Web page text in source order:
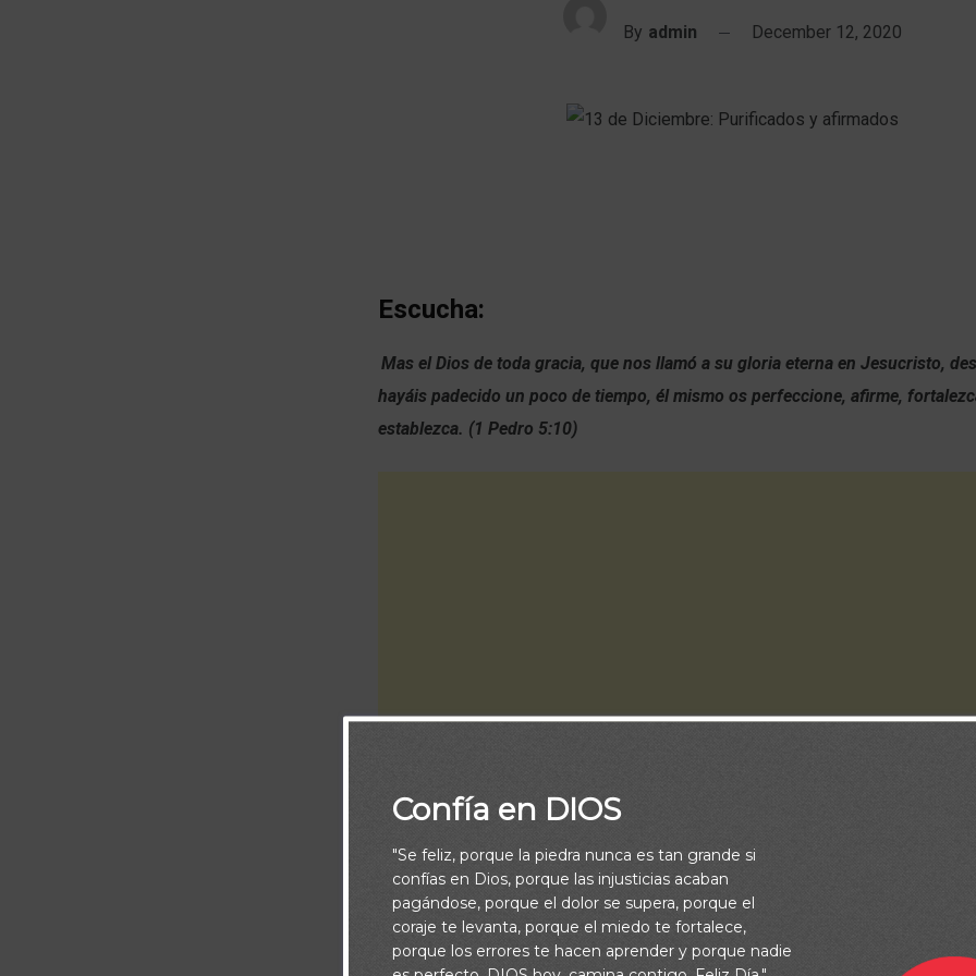
By admin December 12, 2020
Escucha:
Mas el Dios de toda gracia, que nos llamó a su gloria eterna en Jesucristo,
hayáis padecido un poco de tiempo, él mismo os perfeccione, afirme,
establezca. (1 Pedro 5:10)
Piensa:
Los recursos de Dios no solo son suficientes, sino también ilimitados, y en
siempre serán mayores a nuestras necesidades. Si enfrentas hoy una prueba,
descansar tranquilo, detrás de ella existe un propósito más elevado que El
tiempo, en el tiempo que realmente necesitas, Te dará a conocer.
Confía en DIOS
"Se feliz, porque la piedra nunca es tan grande si
confías en Dios, porque las injusticias acaban
pagándose, porque el dolor se supera, porque el
coraje te levanta, porque el miedo te fortalece,
porque los errores te hacen aprender y porque nadie